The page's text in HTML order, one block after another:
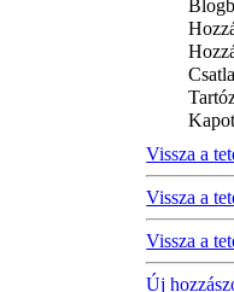
Vissza a
Vissza a
Vissza a
Új